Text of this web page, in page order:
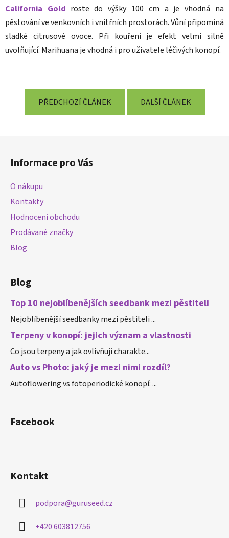
California Goldroste do výšky 100 cm a je vhodná na
pěstování ve venkovních i vnitřních prostorách. Vůní připomíná
sladké citrusové ovoce. Při kouření je efekt velmi silně
uvolňující. Marihuana je vhodná i pro uživatele léčivých konopí.
PŘEDCHOZÍ ČLÁNEK DALŠÍ ČLÁNEK
Informace pro Vás
O nákupu
Kontakty
Hodnocení obchodu
Prodávané značky
Blog
Blog
Top 10 nejoblíbenějších seedbank mezi pěstiteli
Nejoblíbenější seedbanky mezi pěstiteli ...
Terpeny v konopí: jejich význam a vlastnosti
Co jsou terpeny a jak ovlivňují charakte...
Auto vs Photo: jaký je mezi nimi rozdíl?
Autoflowering vs fotoperiodické konopí: ...
Facebook
Kontakt
podpora@guruseed.cz
+420 603812756